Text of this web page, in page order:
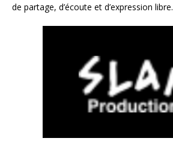
de partage, d’écoute et d’expression libre.